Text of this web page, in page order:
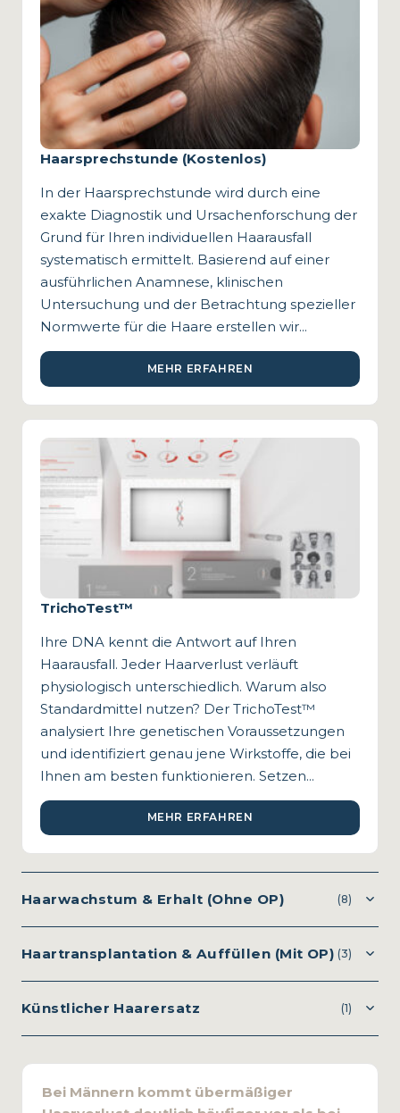
Haarsprechstunde (Kostenlos)
In der Haarsprechstunde wird durch eine
exakte Diagnostik und Ursachenforschung der
Grund für Ihren individuellen Haarausfall
systematisch ermittelt. Basierend auf einer
ausführlichen Anamnese, klinischen
Untersuchung und der Betrachtung spezieller
Normwerte für die Haare erstellen wir...
MEHR ERFAHREN
TrichoTest™
Ihre DNA kennt die Antwort auf Ihren
Haarausfall. Jeder Haarverlust verläuft
physiologisch unterschiedlich. Warum also
Standardmittel nutzen? Der TrichoTest™
analysiert Ihre genetischen Voraussetzungen
und identifiziert genau jene Wirkstoffe, die bei
Ihnen am besten funktionieren. Setzen...
MEHR ERFAHREN
Haarwachstum & Erhalt (Ohne OP) (8)
Haartransplantation & Auffüllen (Mit OP) (3)
Künstlicher Haarersatz (1)
Bei Männern kommt übermäßiger